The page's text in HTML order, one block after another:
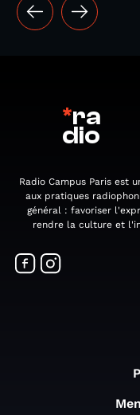
*ra
dio
Radio Campus Paris est
aux pratiques
général : favoriser
rendre la culture et